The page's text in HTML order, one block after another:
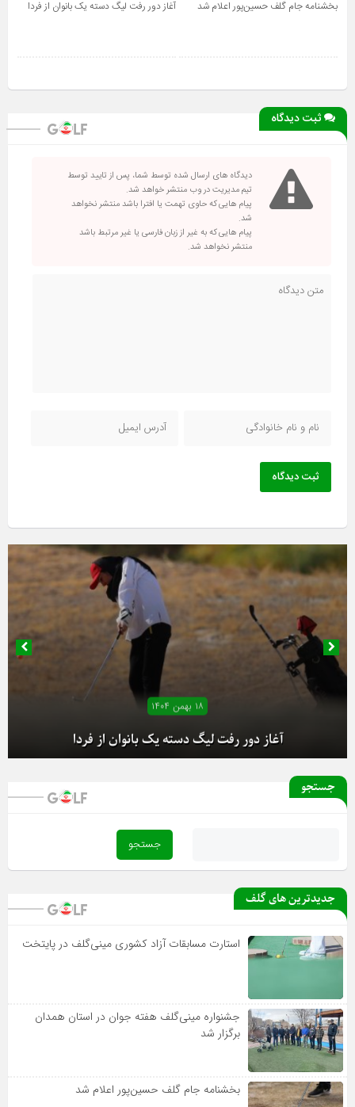
بخشنامه جام گلف حسین‌پور اعلام شد آغاز دور رفت لیگ دسته یک بانوان از فردا
ثبت دیدگاه
دیدگاه های ارسال شده توسط شما، پس از تایید توسط
تیم مدیریت در وب منتشر خواهد شد.
پیام هایی که حاوی تهمت یا افترا باشد منتشر نخواهد
شد.
پیام هایی که به غیر از زبان فارسی یا غیر مرتبط باشد
منتشر نخواهد شد.
ثبت دیدگاه
۱۸ بهمن ۱۴۰۴
آغاز دور رفت لیگ دسته یک بانوان از فردا
جستجو
جدیدترین های گلف
استارت مسابقات آزاد کشوری مینی‌گلف در پایتخت
جشنواره مینی‌گلف هفته جوان در استان همدان
برگزار شد
بخشنامه جام گلف حسین‌پور اعلام شد